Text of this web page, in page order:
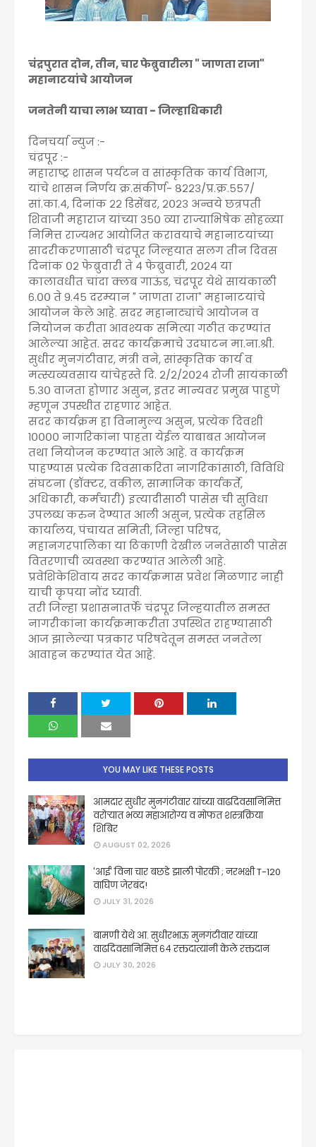
चंद्रपुरात दोन, तीन, चार फेब्रुवारीला " जाणता राजा"
महानाटयांचे आयोजन
जनतेनी याचा लाभ घ्यावा - जिल्हाधिकारी
दिनचर्या न्युज :-
चंद्रपूर :-
महाराष्ट्र शासन पर्यटन व सांस्कृतिक कार्य विभाग,
यांचे शासन निर्णय क्र.संकीर्ण- ८२२३/प्र.क्र.५५७/
सां.का.४, दिनांक २२ डिसेंबर, २०२३ अन्वये छत्रपती
शिवाजी महाराज यांच्या ३५० व्या राज्याभिषेक सोहळ्या
निमित्त राज्यभर आयोजित करावयाचे महानाटयांच्या
सादरीकरणासाठी चंद्रपूर जिल्हयात सलग तीन दिवस
दिनांक ०२ फेब्रुवारी ते ४ फेब्रुवारी, २०२४ या
कालावधीत चांदा क्लब गाऊंड, चंद्रपूर येथे सायंकाळी
६.०० ते ९.४५ दरम्यान " जाणता राजा" महानाटयांचे
आयोजन केले आहे. सदर महानाट्यांचे आयोजन व
नियोजन करीता आवश्यक समित्या गठीत करण्यांत
आलेल्या आहेत. सदर कार्यक्रमाचे उदघाटन मा.ना.श्री.
सुधीर मुनगंटीवार, मंत्री वने, सांस्कृतिक कार्य व
मत्स्यव्यवसाय यांचेहस्ते दि. २/२/२०२४ रोजी सायंकाळी
५.३० वाजता होणार असुन, इतर मान्यवर प्रमुख पाहुणे
म्हणून उपस्थीत राहणार आहेत.
सदर कार्यक्रम हा विनामुल्य असुन, प्रत्येक दिवशी
१०००० नागरिकांना पाहता येईल याबाबत आयोजन
तथा नियोजन करण्यांत आले आहे. व कार्यक्रम
पाहण्यास प्रत्येक दिवसाकरिता नागरिकांसाठी, विविधि
संघटना (डॉक्टर, वकील, सामाजिक कार्यकर्ते,
अधिकारी, कर्मचारी) इत्यादीसाठी पासेस ची सुविधा
उपलब्ध करुन देण्यात आली असुन, प्रत्येक तहसिल
कार्यालय, पंचायत समिती, जिल्हा परिषद,
महानगरपालिका या ठिकाणी देखील जनतेसाठी पासेस
वितरणाची व्यवस्था करण्यांत आलेली आहे.
प्रवेशिकेशिवाय सदर कार्यक्रमास प्रवेश मिळणार नाही
याची कृपया नोंद घ्यावी.
तरी जिल्हा प्रशासनातर्फे चंद्रपूर जिल्हयातील समस्त
नागरीकांना कार्यक्रमाकरीता उपस्थित राहण्यासाठी
आज झालेल्या पत्रकार परिषदेतून समस्त जनतेला
आवाहन करण्यांत येत आहे.
YOU MAY LIKE THESE POSTS
आमदार सुधीर मुनगंटीवार यांच्या वाढदिवसानिमित्त
वरोऱ्यात भव्य महाआरोग्य व मोफत शस्त्रक्रिया
शिबिर
AUGUST 02, 2026
'आई' विना चार बछडे झाली पोरकी ; नरभक्षी T-120
वाघिण जेरबंद!
JULY 31, 2026
बामणी येथे आ. सुधीरभाऊ मुनगंटीवार यांच्या
वाढदिवसानिमित्त ६४ रक्तदात्यांनी केले रक्तदान
JULY 30, 2026